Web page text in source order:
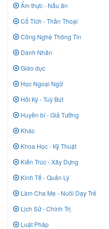
Ẩm thực - Nấu ăn
Cổ Tích - Thần Thoại
Công Nghệ Thông Tin
Danh Nhân
Giáo dục
Học Ngoại Ngữ
Hồi Ký - Tuỳ Bút
Huyền bí - Giả Tưởng
Khác
Khoa Học - Kỹ Thuật
Kiến Trúc - Xây Dựng
Kinh Tế - Quản Lý
Làm Cha Mẹ - Nuôi Dạy Trẻ
Lịch Sử - Chính Trị
Luật Pháp